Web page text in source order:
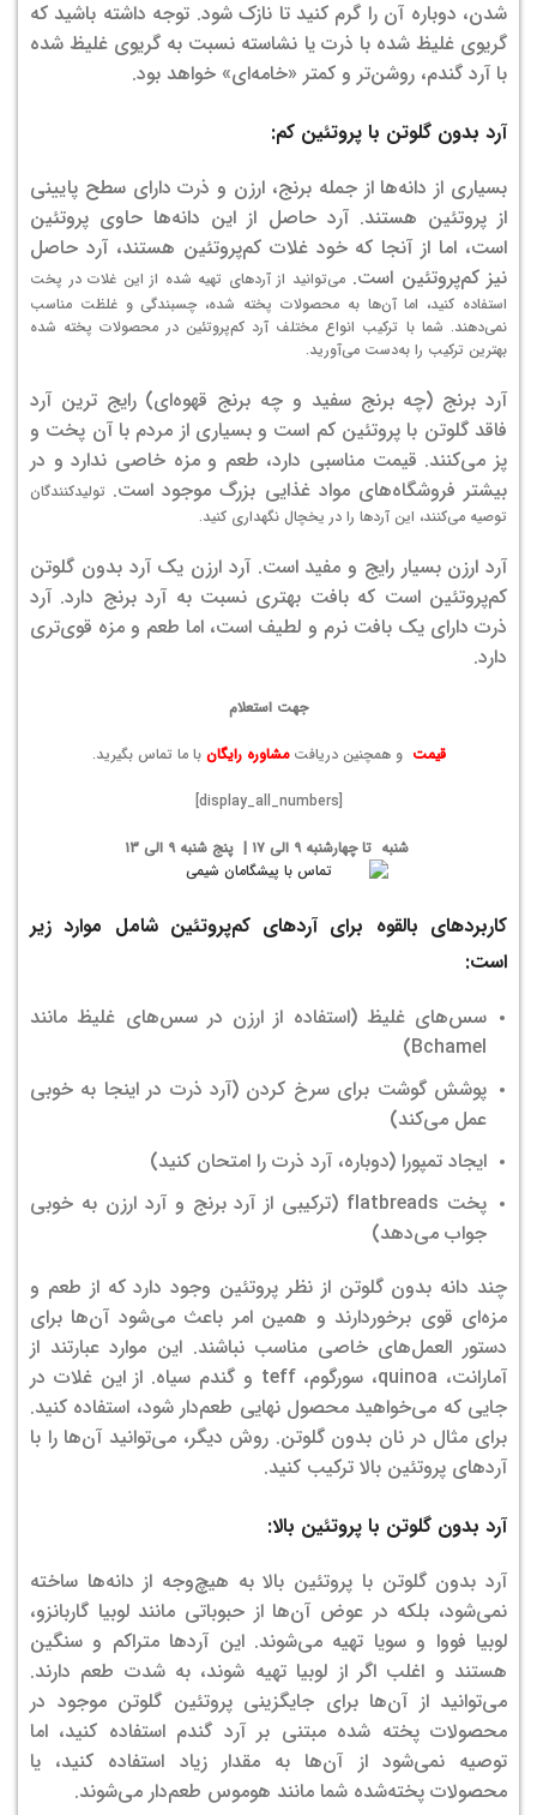
شدن، دوباره آن را گرم کنید تا نازک شود. توجه داشته باشید که
گریوی غلیظ شده با ذرت یا نشاسته نسبت به گریوی غلیظ شده
با آرد گندم، روشن‌تر و کمتر «خامه‌ای» خواهد بود.
آرد بدون گلوتن با پروتئین کم:
بسیاری از دانه‌ها از جمله برنج، ارزن و ذرت دارای سطح پایینی
از پروتئین هستند. آرد حاصل از این دانه‌ها حاوی پروتئین
است، اما از آنجا که خود غلات کم‌پروتئین هستند، آرد حاصل
نیز کم‌پروتئین است.می‌توانید از آردهای تهیه شده از این غلات در پخت
استفاده کنید، اما آن‌ها به محصولات پخته شده، چسبندگی و غلظت مناسب
نمی‌دهند. شما با ترکیب انواع مختلف آرد کم‌پروتئین در محصولات پخته شده
بهترین ترکیب را به‌دست می‌آورید.
آرد برنج (چه برنج سفید و چه برنج قهوه‌ای) رایج ترین آرد
فاقد گلوتن با پروتئین کم است و بسیاری از مردم با آن پخت و
پز می‌کنند. قیمت مناسبی دارد، طعم و مزه خاصی ندارد و در
بیشتر فروشگاه‌های مواد غذایی بزرگ موجود است. تولیدکنندگان
توصیه می‌کنند، این آردها را در یخچال نگهداری کنید.
آرد ارزن بسیار رایج و مفید است. آرد ارزن یک آرد بدون گلوتن
کم‌پروتئین است که بافت بهتری نسبت به آرد برنج دارد. آرد
ذرت دارای یک بافت نرم و لطیف است، اما طعم و مزه قوی‌تری
دارد.
جهت استعلام
قیمت و همچنین دریافتمشاوره رایگان با ما تماس بگیرید.
[display_all_numbers]
شنبه تا چهارشنبه ۹ الی ۱۷ | پنج شنبه ۹ الی ۱۳
کاربردهای بالقوه برای آردهای کم‌پروتئین شامل موارد زیر
است:
سس‌های غلیظ (استفاده از ارزن در سس‌های غلیظ مانند
Bchamel)
پوشش گوشت برای سرخ کردن (آرد ذرت در اینجا به خوبی
عمل می‌کند)
ایجاد تمپورا (دوباره، آرد ذرت را امتحان کنید)
پخت flatbreads (ترکیبی از آرد برنج و آرد ارزن به خوبی
جواب می‌دهد)
چند دانه بدون گلوتن از نظر پروتئین وجود دارد که از طعم و
مزه‌ای قوی برخوردارند و همین امر باعث می‌شود آن‌ها برای
دستور العمل‌های خاصی مناسب‌ نباشند. این موارد عبارتند از
آمارانت، quinoa، سورگوم، teff و گندم سیاه. از این غلات در
جایی که می‌خواهید محصول نهایی طعم‌دار شود، استفاده کنید.
برای مثال در نان بدون گلوتن. روش دیگر، می‌توانید آن‌ها را با
آردهای پروتئین بالا ترکیب کنید.
آرد بدون گلوتن با پروتئین بالا:
آرد بدون گلوتن با پروتئین بالا به هیچ‌وجه از دانه‌ها ساخته
نمی‌شود، بلکه در عوض آن‌ها از حبوباتی مانند لوبیا گاربانزو،
لوبیا فووا و سویا تهیه می‌شوند. این آردها متراکم و سنگین
هستند و اغلب اگر از لوبیا تهیه شوند، به شدت طعم دارند.
می‌توانید از آن‌ها برای جایگزینی پروتئین گلوتن موجود در
محصولات پخته شده مبتنی بر آرد گندم استفاده کنید، اما
توصیه نمی‌شود از آن‌ها به مقدار زیاد استفاده کنید، یا
محصولات پخته‌شده شما مانند هوموس طعم‌دار می‌شوند.